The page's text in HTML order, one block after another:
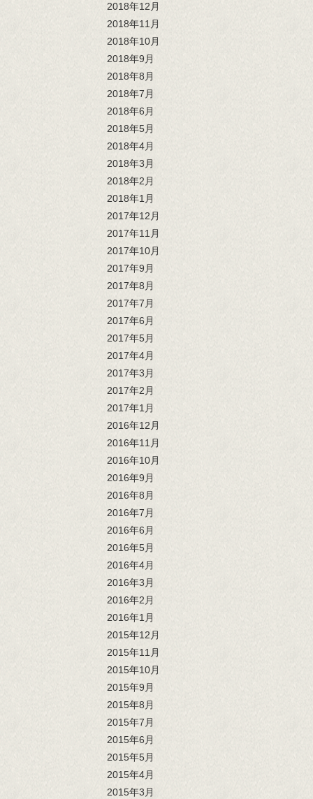
2018年12月
2018年11月
2018年10月
2018年9月
2018年8月
2018年7月
2018年6月
2018年5月
2018年4月
2018年3月
2018年2月
2018年1月
2017年12月
2017年11月
2017年10月
2017年9月
2017年8月
2017年7月
2017年6月
2017年5月
2017年4月
2017年3月
2017年2月
2017年1月
2016年12月
2016年11月
2016年10月
2016年9月
2016年8月
2016年7月
2016年6月
2016年5月
2016年4月
2016年3月
2016年2月
2016年1月
2015年12月
2015年11月
2015年10月
2015年9月
2015年8月
2015年7月
2015年6月
2015年5月
2015年4月
2015年3月